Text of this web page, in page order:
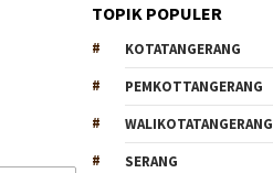
TOPIK POPULER
KOTATANGERANG
PEMKOTTANGERANG
WALIKOTATANGERANG
SERANG